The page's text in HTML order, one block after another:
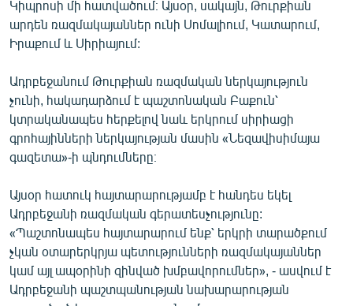
Կիպրոսի մի հատվածում։ Այսօր, սակայն, Թուրքիան
արդեն ռազմակայաններ ունի Սոմալիում, Կատարում,
Իրաքում և Սիրիայում:
Ադրբեջանում Թուրքիան ռազմական ներկայություն
չունի, հակադարձում է պաշտոնական Բաքուն՝
կտրականապես հերքելով նաև երկրում սիրիացի
գրոհայինների ներկայության մասին «Նեզավիսիմայա
գազետա»-ի պնդումները։
Այսօր հատուկ հայտարարությամբ է հանդես եկել
Ադրբեջանի ռազմական գերատեսչությունը:
«Պաշտոնապես հայտարարում ենք՝ երկրի տարածքում
չկան օտարերկրյա պետությունների ռազմակայաններ
կամ այլ ապօրինի զինված խմբավորումներ», - ասվում է
Ադրբեջանի պաշտպանության նախարարության